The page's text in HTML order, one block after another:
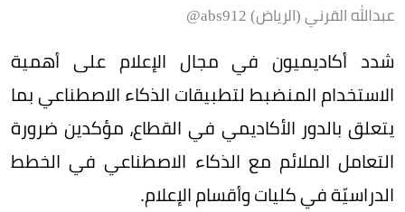
عبدالله القرني (الرياض) abs912@
شدد أكاديميون في مجال الإعلام على أهمية
الاستخدام المنضبط لتطبيقات الذكاء الاصطناعي بما
يتعلق بالدور الأكاديمي في القطاع، مؤكدين ضرورة
التعامل الملائم مع الذكاء الاصطناعي في الخطط
الدراسيّة في كليات وأقسام الإعلام.